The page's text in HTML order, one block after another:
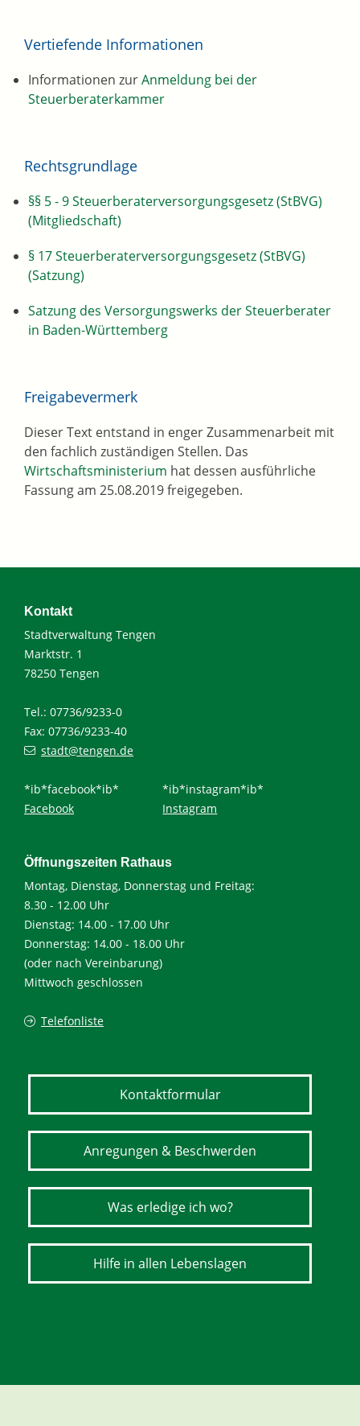
Vertiefende Informationen
Informationen zurAnmeldung bei der
Steuerberaterkammer
Rechtsgrundlage
§§ 5 - 9 Steuerberaterversorgungsgesetz (StBVG)
(Mitgliedschaft)
§ 17 Steuerberaterversorgungsgesetz (StBVG)
(Satzung)
Satzung des Versorgungswerks der Steuerberater
in Baden-Württemberg
Freigabevermerk
Dieser Text entstand in enger Zusammenarbeit mit
den fachlich zuständigen Stellen. Das
Wirtschaftsministerium hat dessen ausführliche
Fassung am 25.08.2019 freigegeben.
Kontakt
Stadtverwaltung Tengen
Marktstr. 1
78250 Tengen
Tel.: 07736/9233-0
Fax: 07736/9233-40
stadt@tengen.de
*ib*facebook*ib*
Facebook
*ib*instagram*ib*
Instagram
Öffnungszeiten Rathaus
Montag, Dienstag, Donnerstag und Freitag:
8.30 - 12.00 Uhr
Dienstag: 14.00 - 17.00 Uhr
Donnerstag: 14.00 - 18.00 Uhr
(oder nach Vereinbarung)
Mittwoch geschlossen
Telefonliste
Kontaktformular
Anregungen & Beschwerden
Was erledige ich wo?
Hilfe in allen Lebenslagen